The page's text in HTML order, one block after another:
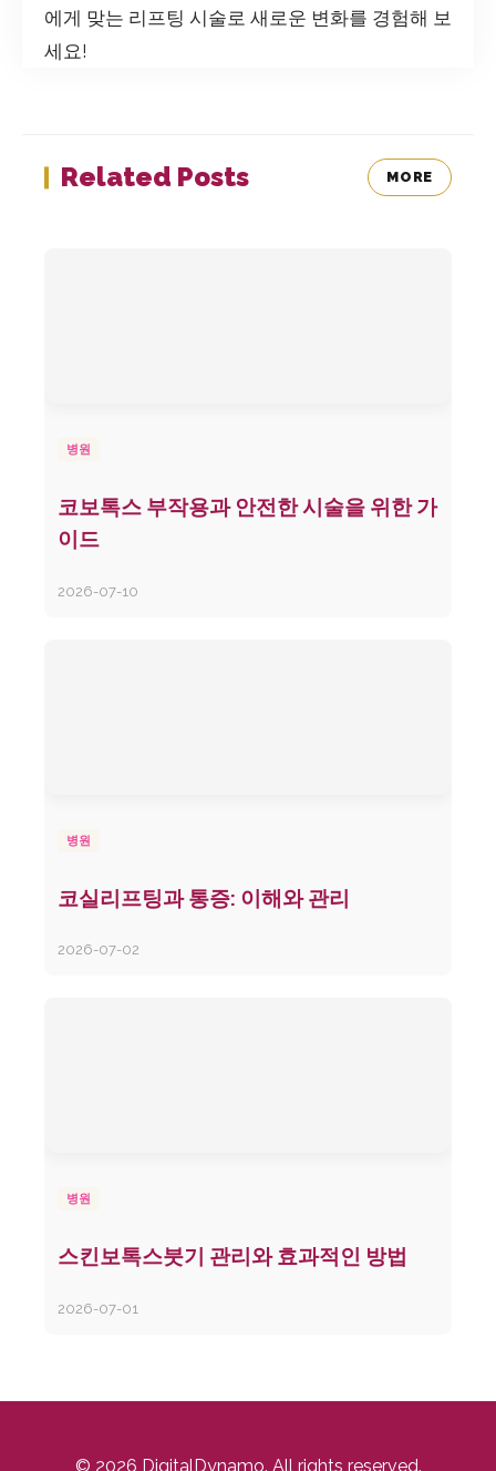
에게 맞는 리프팅 시술로 새로운 변화를 경험해 보
세요!
Related Posts MORE
병원
코보톡스 부작용과 안전한 시술을 위한 가
이드
2026-07-10
병원
코실리프팅과 통증: 이해와 관리
2026-07-02
병원
스킨보톡스붓기 관리와 효과적인 방법
2026-07-01
© 2026 DigitalDynamo. All rights reserved.